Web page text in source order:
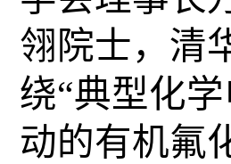
翎院士，清
绕“典型化
动的有机氟